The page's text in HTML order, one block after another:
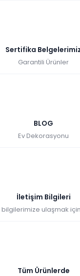
Sertifika
Garantili Ürünler
BLOG
Ev Dekorasyonu
İletişim Bilgileri
ulaşmak için
Tüm Ürünlerde